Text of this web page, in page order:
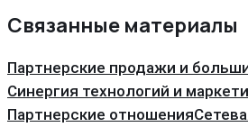
Связанные материалы
Партнерские продажи и
Синергия технологий и
Партнерские отношения